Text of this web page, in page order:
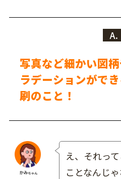
A.
写真など細かい図
ラデーションがで
刷のこと！
え、それっ
ことなんじ